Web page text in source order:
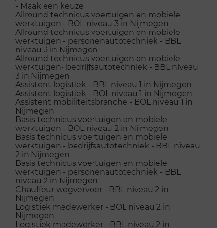
- Maak een keuze
Allround technicus voertuigen en mobiele
werktuigen - BOL niveau 3 in Nijmegen
Allround technicus voertuigen en mobiele
werktuigen - personenautotechniek - BBL
niveau 3 in Nijmegen
Allround technicus voertuigen en mobiele
werktuigen- bedrijfsautotechniek - BBL niveau
3 in Nijmegen
Assistent logistiek - BBL niveau 1 in Nijmegen
Assistent logistiek - BOL niveau 1 in Nijmegen
Assistent mobiliteitsbranche - BOL niveau 1 in
Nijmegen
Basis technicus voertuigen en mobiele
werktuigen - BOL niveau 2 in Nijmegen
Basis technicus voertuigen en mobiele
werktuigen - bedrijfsautotechniek - BBL niveau
2 in Nijmegen
Basis technicus voertuigen en mobiele
werktuigen - personenautotechniek - BBL
niveau 2 in Nijmegen
Chauffeur wegvervoer - BBL niveau 2 in
Nijmegen
Logistiek medewerker - BOL niveau 2 in
Nijmegen
Logistiek medewerker - BBL niveau 2 in